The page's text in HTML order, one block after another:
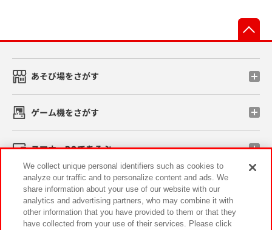
あそび場をさがす
ゲーム機をさがす
スマホ・PCであそぶ
イベント・キャンペーン
We collect unique personal identifiers such as cookies to
analyze our traffic and to personalize content and ads. We
share information about your use of our website with our
analytics and advertising partners, who may combine it with
other information that you have provided to them or that they
have collected from your use of their services. Please click